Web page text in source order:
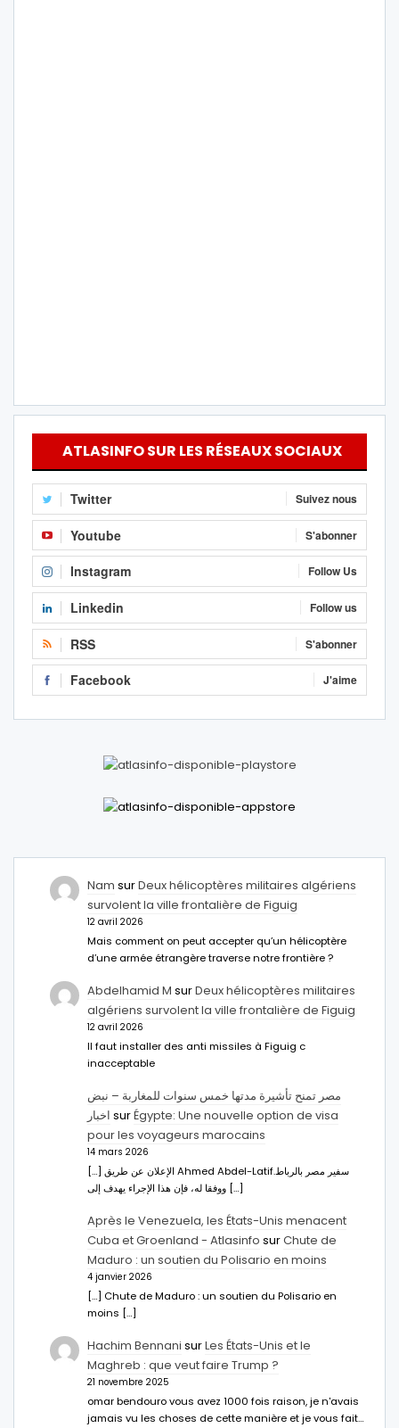
ATLASINFO SUR LES RÉSEAUX SOCIAUX
Twitter Suivez nous
Youtube S'abonner
Instagram Follow Us
Linkedin Follow us
RSS S'abonner
Facebook J'aime
Nam surDeux hélicoptères militaires algériens
survolent la ville frontalière de Figuig
12 avril 2026
Mais comment on peut accepter qu’un hélicoptère
d’une armée étrangère traverse notre frontière ?
Abdelhamid M surDeux hélicoptères militaires
algériens survolent la ville frontalière de Figuig
12 avril 2026
Il faut installer des anti missiles à Figuig c
inacceptable
مصر تمنح تأشيرة مدتها خمس سنوات للمغاربة – نبض
اخبار surÉgypte: Une nouvelle option de visa
pour les voyageurs marocains
14 mars 2026
[…] الإعلان عن طريق Ahmed Abdel-Latifسفير مصر بالرباط.
ووفقا له، فإن هذا الإجراء يهدف إلى […]
Après le Venezuela, les États-Unis menacent
Cuba et Groenland - Atlasinfo surChute de
Maduro : un soutien du Polisario en moins
4 janvier 2026
[…] Chute de Maduro : un soutien du Polisario en
moins […]
Hachim Bennani surLes États-Unis et le
Maghreb : que veut faire Trump ?
21 novembre 2025
omar bendouro vous avez 1000 fois raison, je n'avais
jamais vu les choses de cette manière et je vous fait…